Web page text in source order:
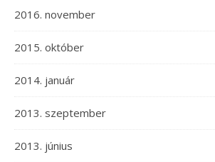
2016. november
2015. október
2014. január
2013. szeptember
2013. június